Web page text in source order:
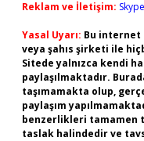
Reklam ve İletişim:
Yasal Uyarı: Bu internet
veya şahıs şirketi ile
Sitede yalnızca kendi
paylaşılmaktadır.
taşımamakta olup,
paylaşım
benzerlikleri tamamen
taslak halindedir ve